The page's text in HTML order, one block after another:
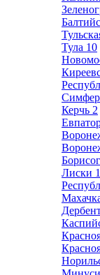
Тула 10
Керчь 2
Лиски 1